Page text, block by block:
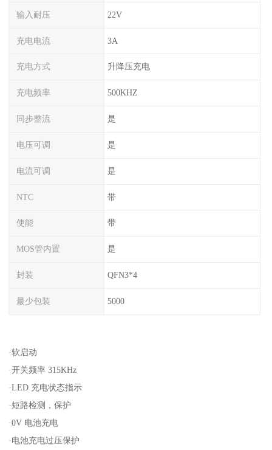
输入耐压 22V
充电电流 3A
充电方式 升降压充电
充电频率 500KHZ
同步整流 是
电压可调 是
电流可调 是
NTC 带
使能 带
MOS管内置 是
封装 QFN3*4
最少包装 5000
·软启动
·开关频率 315KHz
·LED 充电状态指示
·短路检测，保护
·0V 电池充电
·电池充电过压保护